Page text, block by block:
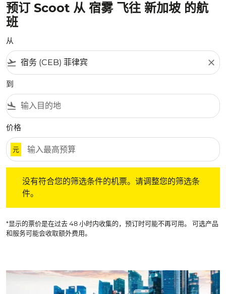
预订 Scoot 从 宿雾 飞往 新加坡 的航
班
从
flight_takeoff close
到
flight_land
价格
元
没有符合您的筛选条件的机票。请调整您的筛选条
件。
*显示的票价是在过去 48 小时内收集的，预订时可能不再可用。 可选产品
和服务可能会收取额外费用。